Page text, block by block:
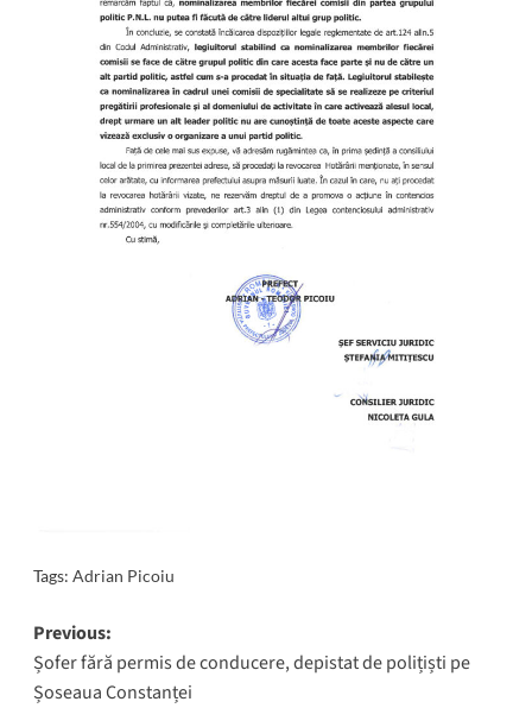
Tags: Adrian Picoiu
Post
navigation
Previous:
Șofer fără permis de conducere, depistat de polițiști pe
Șoseaua Constanței